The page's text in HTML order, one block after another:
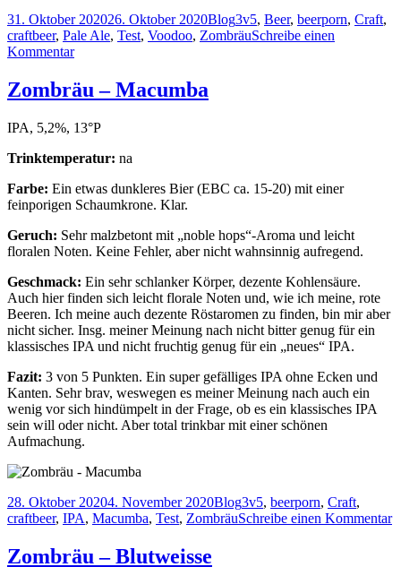
Veröffentlicht
am
31. Oktober 202026. Oktober 2020Kategorien
BlogSchlagwörter
3v5, Beer, beerporn, Craft,
craftbeer, Pale Ale, Test, Voodoo, ZombräuSchreibe einen
Kommentarzu
–
Voodoo
Zombräu – Macumba
IPA, 5,2%, 13°P
Trinktemperatur: na
Farbe: Ein etwas dunkleres Bier (EBC ca. 15-20) mit einer
feinporigen Schaumkrone. Klar.
Geruch: Sehr malzbetont mit „noble hops“-Aroma und leicht
floralen Noten. Keine Fehler, aber nicht wahnsinnig aufregend.
Geschmack: Ein sehr schlanker Körper, dezente Kohlensäure.
Auch hier finden sich leicht florale Noten und, wie ich meine, rote
Beeren. Ich meine auch dezente Röstaromen zu finden, bin mir aber
nicht sicher. Insg. meiner Meinung nach nicht bitter genug für ein
klassisches IPA und nicht fruchtig genug für ein „neues“ IPA.
Fazit: 3 von 5 Punkten. Ein super gefälliges IPA ohne Ecken und
Kanten. Sehr brav, weswegen es meiner Meinung nach auch ein
wenig vor sich hindümpelt in der Frage, ob es ein klassisches IPA
sein will oder nicht. Aber total trinkbar mit einer schönen
Aufmachung.
Veröffentlicht
am
28. Oktober 20204. November 2020Kategorien
BlogSchlagwörter
3v5, beerporn, Craft,
craftbeer, IPA, Macumba, Test, ZombräuSchreibe einen Kommentar
Zombräu – Blutweisse